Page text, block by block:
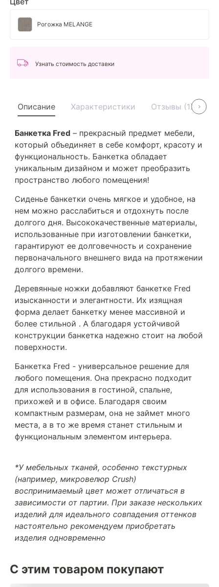
Рогожка MELANGE
Узнать стоимость доставки
Описание Характеристики Отзывы (1)
Банкетка Fred – прекрасный предмет мебели,
который объединяет в себе комфорт, красоту и
функциональность. Банкетка обладает
уникальным дизайном и может преобразить
пространство любого помещения!
Сиденье банкетки очень мягкое и удобное, на
нем можно расслабиться и отдохнуть после
долгого дня. Высококачественные материалы,
использованные при изготовлении банкетки,
гарантируют ее долговечность и сохранение
первоначального внешнего вида на протяжении
долгого времени.
Деревянные ножки добавляют банкетке Fred
изысканности и элегантности. Их изящная
форма делает банкетку менее массивной и
более стильной . А благодаря устойчивой
конструкции банкетка надежно стоит на любой
поверхности.
Банкетка Fred - универсальное решение для
любого помещения. Она прекрасно подходит
для использования в гостиной, спальне,
прихожей и в офисе. Благодаря своим
компактным размерам, она не займет много
места, а в то же время станет стильным и
функциональным элементом интерьера.
*У мебельных тканей, особенно текстурных
(например, микровелюр Crush)
воспринимаемый цвет может отличаться в
зависимости от партии. При заказе нескольких
изделий для идеального совпадения оттенков
настоятельно рекомендуем приобретать
изделия одновременно
С этим товаром покупают